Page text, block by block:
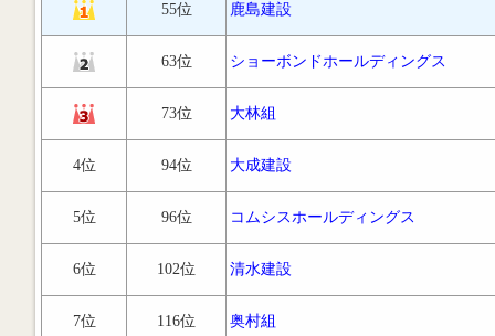
55位 鹿島建設
63位 ショーボンドホールディングス
73位 大林組
4位 94位 大成建設
5位 96位 コムシスホールディングス
6位 102位 清水建設
7位 116位 奥村組